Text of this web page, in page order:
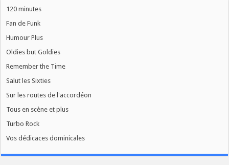
120 minutes
Fan de Funk
Humour Plus
Oldies but Goldies
Remember the Time
Salut les Sixties
Sur les routes de l'accordéon
Tous en scène et plus
Turbo Rock
Vos dédicaces dominicales